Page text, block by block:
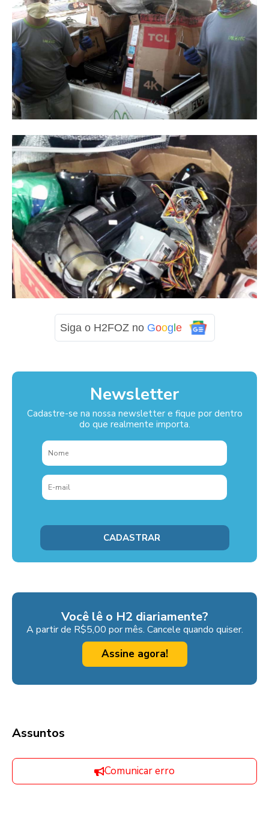
Siga o H2FOZ no Google
Newsletter
Cadastre-se na nossa newsletter e fique por dentro
do que realmente importa.
Você lê o H2 diariamente?
A partir de R$5,00 por mês. Cancele quando quiser.
Assine agora!
Assuntos
Comunicar erro